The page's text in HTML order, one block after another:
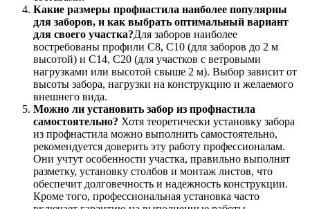
Какие размеры профнастила наиболее популярны
для заборов, и как выбрать оптимальный вариант
для своего участка?Для заборов наиболее
востребованы профили С8, С10 (для заборов до 2 м
высотой) и С14, С20 (для участков с ветровыми
нагрузками или высотой свыше 2 м). Выбор зависит от
высоты забора, нагрузки на конструкцию и желаемого
внешнего вида.
Можно ли установить забор из профнастила
самостоятельно? Хотя теоретически установку забора
из профнастила можно выполнить самостоятельно,
рекомендуется доверить эту работу профессионалам.
Они учтут особенности участка, правильно выполнят
разметку, установку столбов и монтаж листов, что
обеспечит долговечность и надежность конструкции.
Кроме того, профессиональная установка часто